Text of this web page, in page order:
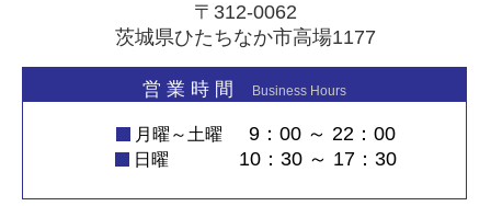
〒312-0062
茨城県ひたちなか市高場1177
営 業 時 間 Business Hours
月曜～土曜 9：00 ～ 22：00
日曜 10：30 ～ 17：30